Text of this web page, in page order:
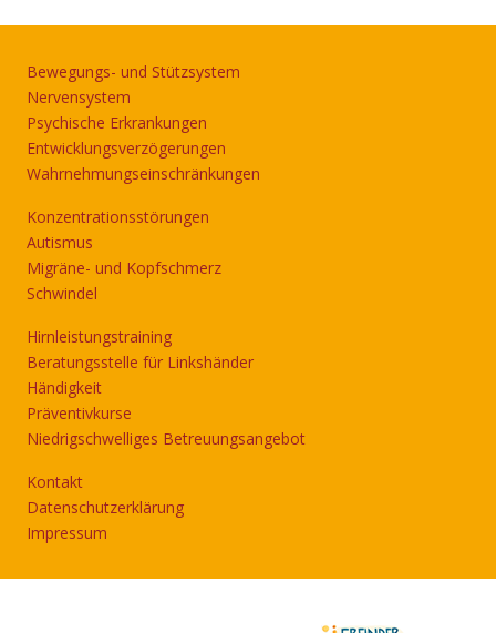
Bewegungs- und Stützsystem
Nervensystem
Psychische Erkrankungen
Entwicklungsverzögerungen
Wahrnehmungseinschränkungen
Konzentrationsstörungen
Autismus
Migräne- und Kopfschmerz
Schwindel
Hirnleistungstraining
Beratungsstelle für Linkshänder
Händigkeit
Präventivkurse
Niedrigschwelliges Betreuungsangebot
Kontakt
Datenschutzerklärung
Impressum